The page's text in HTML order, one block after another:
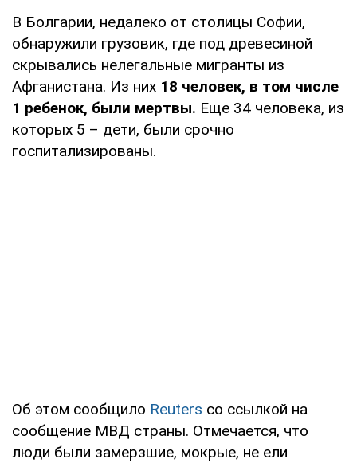
В Болгарии, недалеко от столицы Софии,
обнаружили грузовик, где под древесиной
скрывались нелегальные мигранты из
Афганистана. Из них 18 человек, в том числе
1 ребенок, были мертвы. Еще 34 человека, из
которых 5 – дети, были срочно
госпитализированы.
Об этом сообщило Reuters со ссылкой на
сообщение МВД страны. Отмечается, что
люди были замерзшие, мокрые, не ели